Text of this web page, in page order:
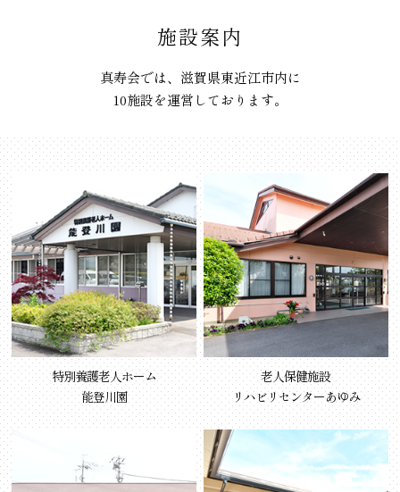
施設案内
真寿会では、滋賀県東近江市内に
10施設を運営しております。
特別養護老人ホーム
能登川園
老人保健施設
リハビリセンターあゆみ